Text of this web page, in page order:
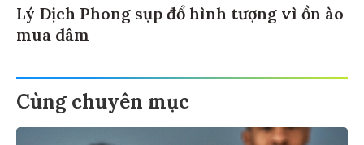
Lý Dịch Phong sụp đổ hình tượng vì ồn ào
mua dâm
Cùng chuyên mục